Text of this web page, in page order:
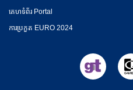
គេហទំព័រ Portal
ការប្រកួត EURO 2024